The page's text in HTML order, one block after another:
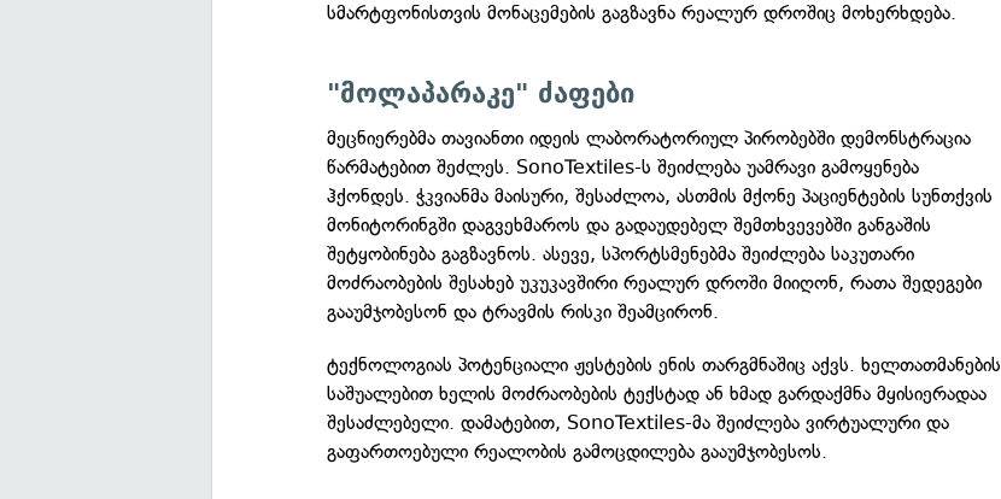
სმარტფონისთვის მონაცემების გაგზავნა რეალურ დროშიც მოხერხდება.
"მოლაპარაკე" ძაფები
მეცნიერებმა თავიანთი იდეის ლაბორატორიულ პირობებში დემონსტრაცია
წარმატებით შეძლეს. SonoTextiles-ს შეიძლება უამრავი გამოყენება
ჰქონდეს. ჭკვიანმა მაისური, შესაძლოა, ასთმის მქონე პაციენტების სუნთქვის
მონიტორინგში დაგვეხმაროს და გადაუდებელ შემთხვევებში განგაშის
შეტყობინება გაგზავნოს. ასევე, სპორტსმენებმა შეიძლება საკუთარი
მოძრაობების შესახებ უკუკავშირი რეალურ დროში მიიღონ, რათა შედეგები
გააუმჯობესონ და ტრავმის რისკი შეამცირონ.
ტექნოლოგიას პოტენციალი ჟესტების ენის თარგმნაშიც აქვს. ხელთათმანების
საშუალებით ხელის მოძრაობების ტექსტად ან ხმად გარდაქმნა მყისიერადაა
შესაძლებელი. დამატებით, SonoTextiles-მა შეიძლება ვირტუალური და
გაფართოებული რეალობის გამოცდილება გააუმჯობესოს.